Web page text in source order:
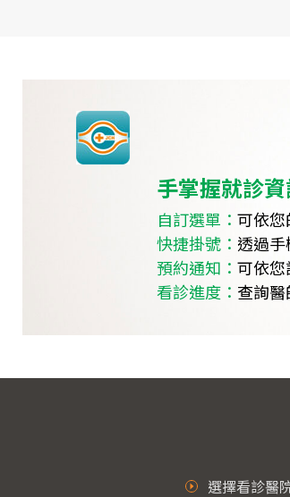
手掌握就診
自訂選單： 可依
快捷掛號： 透過
預約通知： 可依
看診進度： 查詢
選擇看診醫